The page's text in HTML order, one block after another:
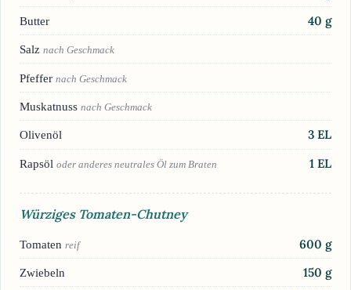
Butter 40 g
Salz nach Geschmack
Pfeffer nach Geschmack
Muskatnuss nach Geschmack
Olivenöl 3 EL
Rapsöl oder anderes neutrales Öl zum Braten 1 EL
Würziges Tomaten-Chutney
Tomaten reif 600 g
Zwiebeln 150 g